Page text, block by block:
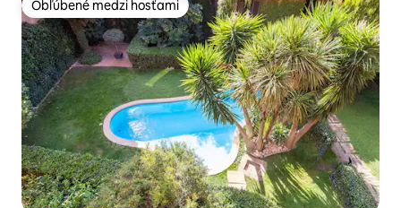
Obľúbené medzi hosťami
Obľúbené medzi hosťami